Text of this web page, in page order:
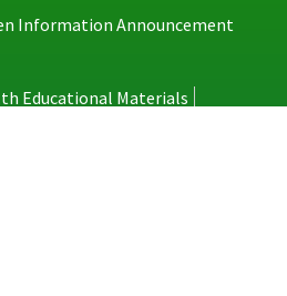
Information Announcement
Educational Materials